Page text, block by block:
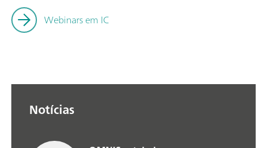
Webinars em IC
Notícias